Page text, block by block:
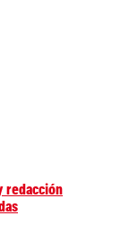
redacción